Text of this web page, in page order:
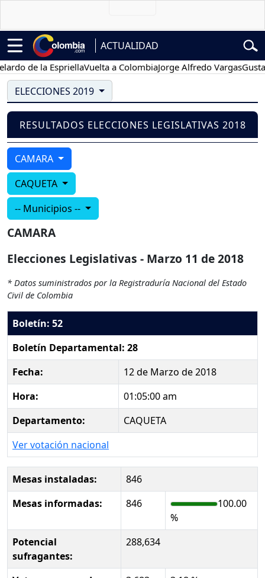
ACTUALIDAD
de la EspriellaVuelta a ColombiaJorge Alfredo VargasGustavo
ELECCIONES 2019
RESULTADOS ELECCIONES LEGISLATIVAS 2018
CAMARA
CAQUETA
-- Municipios --
CAMARA
Elecciones Legislativas - Marzo 11 de 2018
* Datos suministrados por la Registraduría Nacional del Estado
Civil de Colombia
Boletín: 52
Boletín Departamental: 28
Fecha:
12 de Marzo de 2018
Hora:
01:05:00 am
Departamento:
CAQUETA
Ver votación nacional
Mesas instaladas:
846
Mesas informadas:
846
100.00
%
Potencial
sufragantes:
288,634